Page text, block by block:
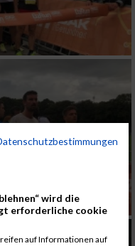
wird die
erforderliche cookie
auf Informationen auf